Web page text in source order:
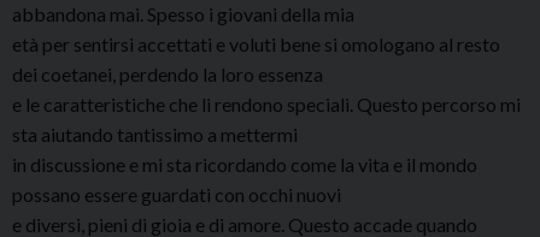
abbandona mai. Spesso i giovani della mia
età per sentirsi accettati e voluti bene si omologano al resto
dei coetanei, perdendo la loro essenza
e le caratteristiche che li rendono speciali. Questo percorso mi
sta aiutando tantissimo a mettermi
in discussione e mi sta ricordando come la vita e il mondo
possano essere guardati con occhi nuovi
e diversi, pieni di gioia e di amore. Questo accade quando